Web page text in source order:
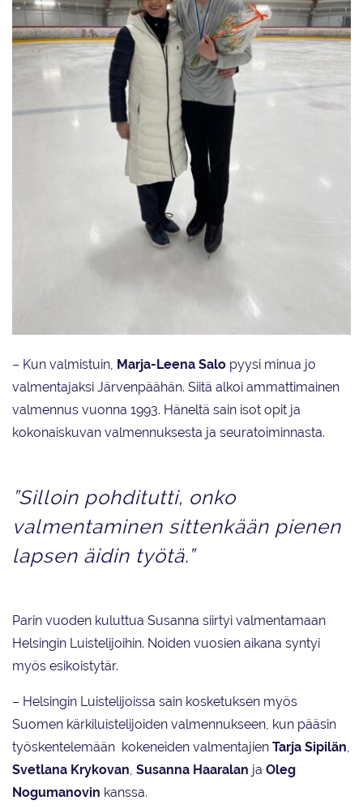
– Kun valmistuin, Marja-Leena Salo pyysi minua jo
valmentajaksi Järvenpäähän. Siitä alkoi ammattimainen
valmennus vuonna 1993. Häneltä sain isot opit ja
kokonaiskuvan valmennuksesta ja seuratoiminnasta.
”Silloin pohditutti, onko
valmentaminen sittenkään pienen
lapsen äidin työtä.”
Parin vuoden kuluttua Susanna siirtyi valmentamaan
Helsingin Luistelijoihin. Noiden vuosien aikana syntyi
myös esikoistytär.
– Helsingin Luistelijoissa sain kosketuksen myös
Suomen kärkiluistelijoiden valmennukseen, kun pääsin
työskentelemään kokeneiden valmentajien Tarja Sipilän
Svetlana Krykovan Susanna Haaralan ja Oleg
Nogumanovin kanssa.